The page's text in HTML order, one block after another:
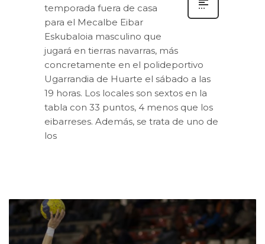
temporada fuera de casa
para el Mecalbe Eibar
Eskubaloia masculino que
jugará en tierras navarras, más
concretamente en el polideportivo
Ugarrandia de Huarte el sábado a las
19 horas. Los locales son sextos en la
tabla con 33 puntos, 4 menos que los
eibarreses. Además, se trata de uno de
los